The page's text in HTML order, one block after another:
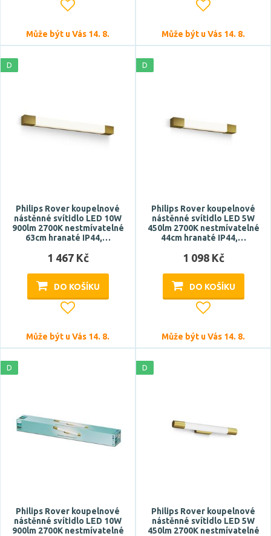
Může být u Vás 14. 8. Může být u Vás 14. 8.
D
Philips Rover koupelnové
nástěnné svítidlo LED 10W
900lm 2700K nestmívatelné
63cm hranaté IP44,…
1 467 Kč
DO KOŠÍKU
Může být u Vás 14. 8.
D
Philips Rover koupelnové
nástěnné svítidlo LED 5W
450lm 2700K nestmívatelné
44cm hranaté IP44,…
1 098 Kč
DO KOŠÍKU
Může být u Vás 14. 8.
D
Philips Rover koupelnové
nástěnné svítidlo LED 10W
900lm 2700K nestmívatelné
D
Philips Rover koupelnové
nástěnné svítidlo LED 5W
450lm 2700K nestmívatelné